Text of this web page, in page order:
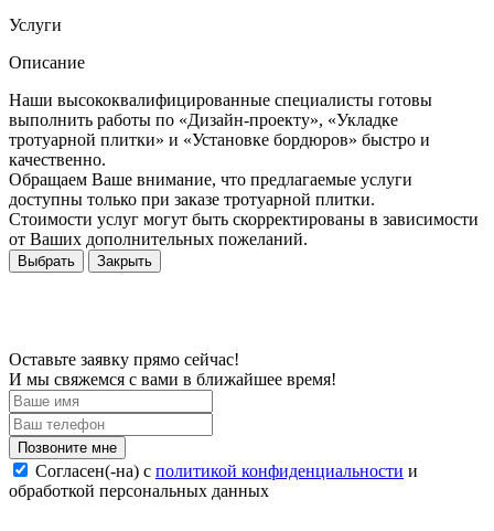
Услуги
Описание
Наши высококвалифицированные специалисты готовы
выполнить работы по «Дизайн-проекту», «Укладке
тротуарной плитки» и «Установке бордюров» быстро и
качественно.
Обращаем Ваше внимание, что предлагаемые услуги
доступны только при заказе тротуарной плитки.
Стоимости услуг могут быть скорректированы в зависимости
от Ваших дополнительных пожеланий.
Выбрать Закрыть
Оставьте заявку прямо сейчас!
И мы свяжемся с вами в ближайшее время!
Согласен(-на) c политикой конфиденциальности и
обработкой персональных данных